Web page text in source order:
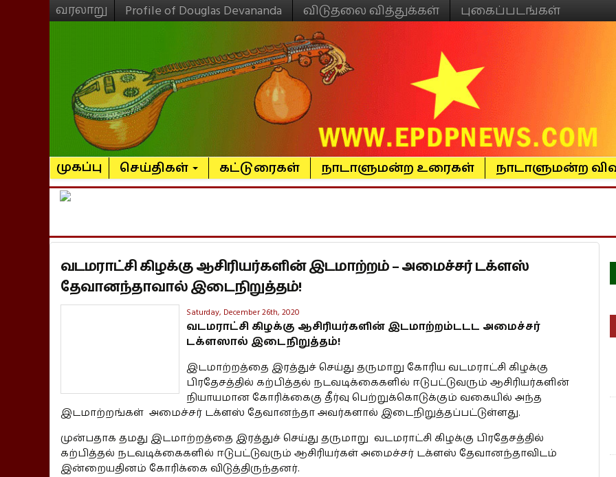
வரலாறு Profile of Douglas Devananda விடுதலை வித்துக்கள் புகைப்படங்கள்
முகப்பு செய்திகள் கட்டுரைகள் நாடாளுமன்ற உரைகள் நாடாளுமன்ற
வடமராட்சி கிழக்கு ஆசிரியர்களின் இடமாற்றம் – அமைச்சர் டக்ளஸ்
தேவானந்தாவால் இடைநிறுத்தம்!
Saturday, December 26th, 2020
வடமராட்சி கிழக்கு ஆசிரியர்களின் இடமாற்றம்டடட அமைச்சர்
டக்ளஸால் இடைநிறுத்தம்!
இடமாற்றத்தை இரத்துச் செய்து தருமாறு கோரிய வடமராட்சி கிழக்கு
பிரதேசத்தில் கற்பித்தல் நடவடிக்கைகளில் ஈடுபட்டுவரும் ஆசிரியர்களின்
நியாயமான கோரிக்கைகு தீர்வு பெற்றுக்கொடுக்கும் வகையில் அந்த
இடமாற்றங்கள் அமைச்சர் டக்ளஸ் தேவானந்தா அவர்களால் இடைநிறுத்தப்பட்டுள்ளது.
முன்பதாக தமது இடமாற்றத்தை இரத்துச் செய்து தருமாறு வடமராட்சி கிழக்கு பிரதேசத்தில்
கற்பித்தல் நடவடிக்கைகளில் ஈடுபட்டுவரும் ஆசிரியர்கள் அமைச்சர் டக்ளஸ் தேவானந்தாவிடம்
இன்றையதினம் கோரிக்கை விடுத்திருந்தனர்.